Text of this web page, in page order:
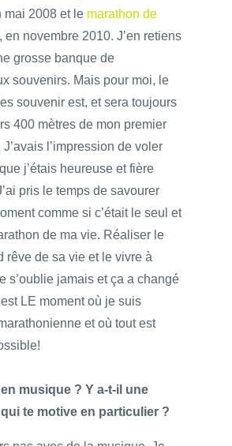
mai 2008 et le marathon de
, en novembre 2010. J’en retiens
grosse banque de
souvenirs. Mais pour moi, le
souvenir est, et sera toujours
400 mètres de mon premier
J’avais l’impression de voler
j’étais heureuse et fière
pris le temps de savourer
comme si c’était le seul et
de ma vie. Réaliser le
rêve de sa vie et le vivre à
s’oublie jamais et ça a changé
LE moment où je suis
et où tout est
musique ? Y a-t-il une
te motive en particulier ?